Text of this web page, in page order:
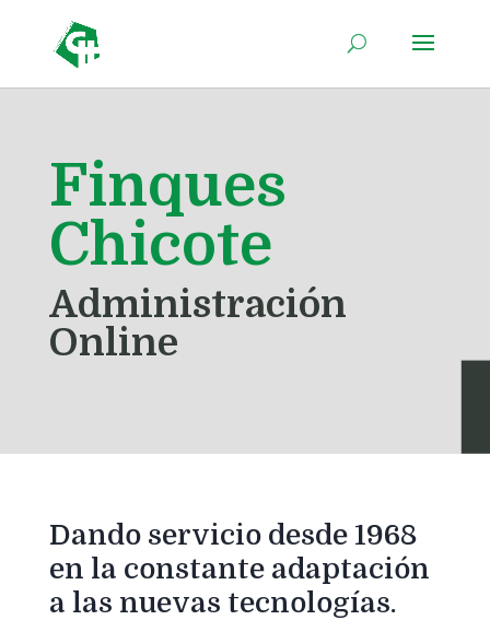
Finques
Chicote
Administración
Online
Dando servicio desde 1968
en la constante adaptación
a las nuevas tecnologías.